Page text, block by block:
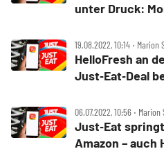
unter Druck:
19.08.2022, 10:14 ‧ Marion
HelloFresh an
Just‑Eat‑Deal
06.07.2022, 10:56 ‧
Just‑Eat
Amazon – auch